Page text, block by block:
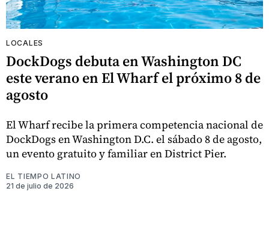
LOCALES
DockDogs debuta en Washington DC
este verano en El Wharf el próximo 8 de
agosto
El Wharf recibe la primera competencia nacional de
DockDogs en Washington D.C. el sábado 8 de agosto,
un evento gratuito y familiar en District Pier.
EL TIEMPO LATINO
21 de julio de 2026